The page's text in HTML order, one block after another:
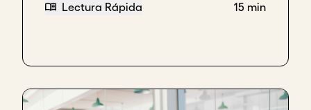
Lectura Rápida 15 min